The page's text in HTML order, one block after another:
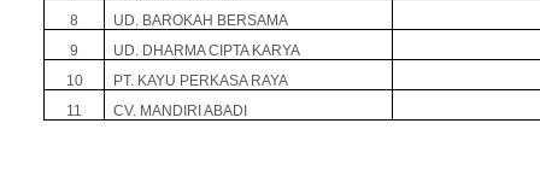
8
UD. BAROKAH BERSAMA
9
UD. DHARMA CIPTA KARYA
10
PT. KAYU PERKASA RAYA
11
CV. MANDIRI ABADI